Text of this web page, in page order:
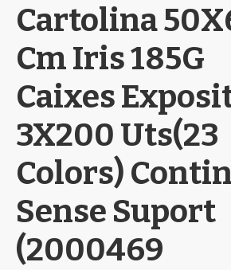
to
the
of
images
gallery
Cartolina
Cm Iris 185G
Caixes
3X200 Uts(23
Colors)
Sense Suport
(2000469